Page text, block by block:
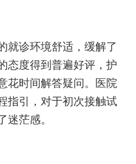
就诊环境舒适，缓解了
态度得到普遍好评，护
花时间解答疑问。医院
指引，对于初次接触试
迷茫感。